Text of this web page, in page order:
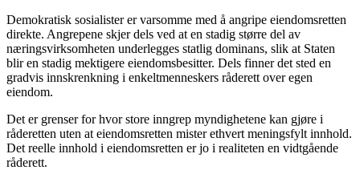
Demokratisk sosialister er varsomme med å angripe eiendomsretten
direkte. Angrepene skjer dels ved at en stadig større del av
næringsvirksomheten underlegges statlig dominans, slik at Staten
blir en stadig mektigere eiendomsbesitter. Dels finner det sted en
gradvis innskrenkning i enkeltmenneskers råderett over egen
eiendom.
Det er grenser for hvor store inngrep myndighetene kan gjøre i
råderetten uten at eiendomsretten mister ethvert meningsfylt innhold.
Det reelle innhold i eiendomsretten er jo i realiteten en vidtgående
råderett.